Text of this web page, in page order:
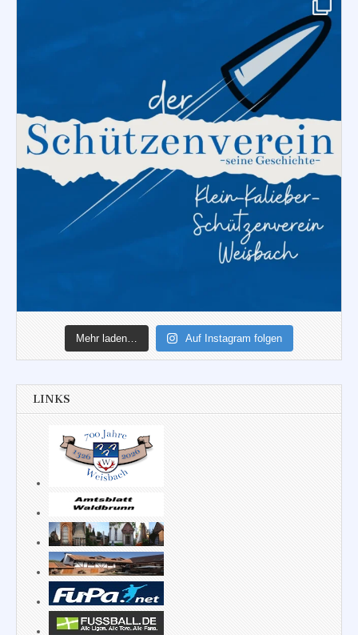
Mehr laden… Auf Instagram folgen
LINKS